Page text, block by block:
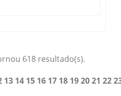
618 resultado(s).
13 14 15 16 17 18 192021 22